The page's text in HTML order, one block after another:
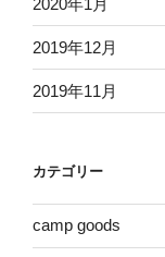
2020年1月
2019年12月
2019年11月
カテゴリー
camp goods